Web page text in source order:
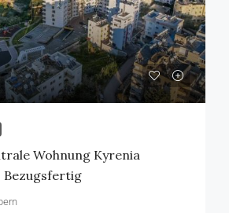
Wohnung Kyrenia